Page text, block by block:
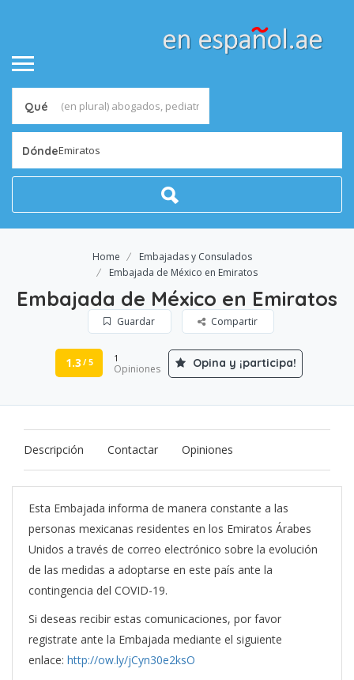
Qué
DóndeEmiratos
Home
Embajadas y Consulados
Embajada de México en Emiratos
Embajada de México en Emiratos
Guardar Compartir
1.3 / 5 1
Opiniones Opina y ¡participa!
Descripción Contactar Opiniones
Esta Embajada informa de manera constante a las
personas mexicanas residentes en los Emiratos Árabes
Unidos a través de correo electrónico sobre la evolución
de las medidas a adoptarse en este país ante la
contingencia del COVID-19.
Si deseas recibir estas comunicaciones, por favor
registrate ante la Embajada mediante el siguiente
enlace: http://ow.ly/jCyn30e2ksO